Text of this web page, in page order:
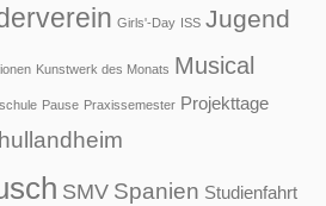
Girls'-Day ISS Jugend
Kunstwerk des Monats Musical
Pause Praxissemester Projekttage
SMV Spanien Studienfahrt